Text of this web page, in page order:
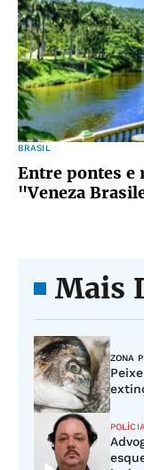
BRASIL
Entre pontes e
"Veneza
Mais
ZONA
POLÍCIA